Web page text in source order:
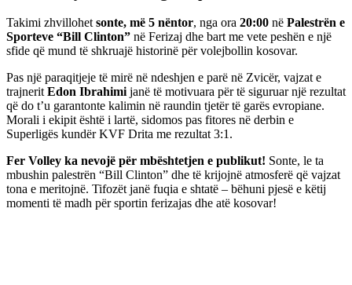
Takimi zhvillohet sonte, më 5 nëntor, nga ora 20:00 në Palestrën e
Sporteve “Bill Clinton” në Ferizaj dhe bart me vete peshën e një
sfide që mund të shkruajë historinë për volejbollin kosovar.
Pas një paraqitjeje të mirë në ndeshjen e parë në Zvicër, vajzat e
trajnerit Edon Ibrahimi janë të motivuara për të siguruar një rezultat
që do t’u garantonte kalimin në raundin tjetër të garës evropiane.
Morali i ekipit është i lartë, sidomos pas fitores në derbin e
Superligës kundër KVF Drita me rezultat 3:1.
Fer Volley ka nevojë për mbështetjen e publikut! Sonte, le ta
mbushin palestrën “Bill Clinton” dhe të krijojnë atmosferë që vajzat
tona e meritojnë. Tifozët janë fuqia e shtatë – bëhuni pjesë e këtij
momenti të madh për sportin ferizajas dhe atë kosovar!